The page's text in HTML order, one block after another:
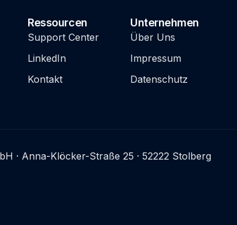
Ressourcen
Support Center
LinkedIn
Kontakt
Unternehmen
Über Uns
Impressum
Datenschutz
· Anna-Klöcker-Straße 25 · 52222 Stolberg